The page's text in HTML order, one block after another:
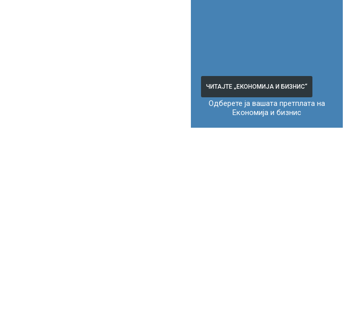
ЧИТАЈТЕ „ЕКОНОМИЈА И БИЗНИС“
Одберете ја вашата претплата на
Економија и бизнис